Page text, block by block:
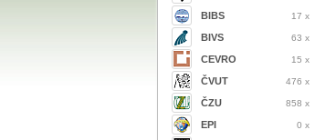
BIBS 17 x
BIVS 63 x
CEVRO 15 x
ČVUT 476 x
ČZU 858 x
EPI 0 x